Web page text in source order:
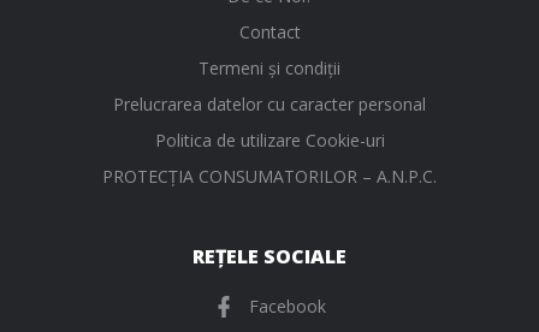
Contact
Termeni și condiții
Prelucrarea datelor cu caracter personal
Politica de utilizare Cookie-uri
PROTECŢIA CONSUMATORILOR – A.N.P.C.
REȚELE SOCIALE
Facebook